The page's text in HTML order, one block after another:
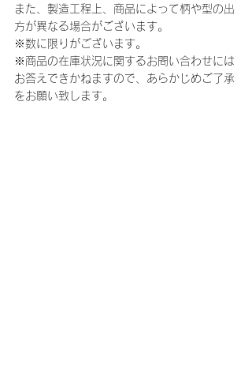
また、製造工程上、商品によって柄や型の出
方が異なる場合がございます。
※数に限りがございます。
※商品の在庫状況に関するお問い合わせには
お答えできかねますので、あらかじめご了承
をお願い致します。